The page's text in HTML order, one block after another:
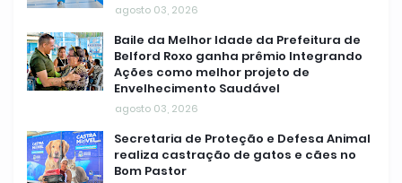
agosto 03, 2026
Baile da Melhor Idade da Prefeitura de
Belford Roxo ganha prêmio Integrando
Ações como melhor projeto de
Envelhecimento Saudável
agosto 03, 2026
Secretaria de Proteção e Defesa Animal
realiza castração de gatos e cães no
Bom Pastor